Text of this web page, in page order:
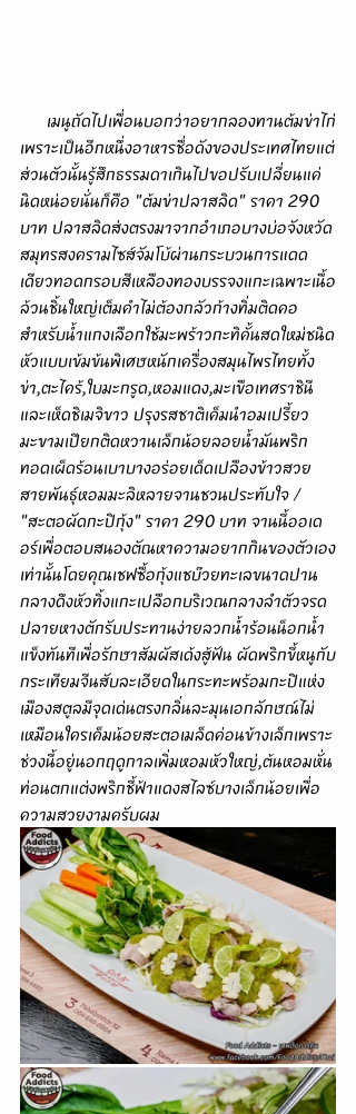
เพราะเป็นอีกหนึ่งอาหารชื่อดังของประเทศไทยแต่
ส่วนตัวนั้นรู้สึกธรรมดาเกินไปขอปรับเปลี่ยนแค่
นิดหน่อยนั่นก็คือ "ต้มข่าปลาสลิด" ราคา 290
บาท ปลาสลิดส่งตรงมาจากอำเภอบางบ่อจังหวัด
สมุทรสงครามไซส์จัมโบ้ผ่านกระบวนการแดด
เดียวทอดกรอบสีเหลืองทองบรรจงแกะเฉพาะเนื้อ
ล้วนชิ้นใหญ่เต็มคำไม่ต้องกลัวก้างทิ่มติดคอ
สำหรับน้ำแกงเลือกใช้มะพร้าวกะทิคั้นสดใหม่ชนิด
หัวแบบเข้มข้นพิเศษหนักเครื่องสมุนไพรไทยทั้ง
ข่า,ตะไคร้,ใบมะกรูด,หอมแดง,มะเขือเทศราชินี
และเห็ดชิเมจิขาว ปรุงรสชาติเค็มนำอมเปรี้ยว
มะขามเปียกติดหวานเล็กน้อยลอยน้ำมันพริก
ทอดเผ็ดร้อนเบาบางอร่อยเด็ดเปลืองข้าวสวย
สายพันธุ์หอมมะลิหลายจานชวนประทับใจ /
"สะตอผัดกะปิกุ้ง" ราคา 290 บาท จานนี้ออเด
อร์เพื่อตอบสนองตัณหาความอยากกินของตัวเอง
เท่านั้นโดยคุณเชฟซื้อกุ้งแชบ๊วยทะเลขนาดปาน
กลางดึงหัวทิ้งแกะเปลือกบริเวณกลางลำตัวจรด
ปลายหางตักรับประทานง่ายลวกน้ำร้อนน็อกน้ำ
แข็งทันทีเพื่อรักษาสัมผัสเด้งสู้ฟัน ผัดพริกขี้หนูกับ
กระเทียมจีนสับละเอียดในกระทะพร้อมกะปิแห่ง
เมืองสตูลมีจุดเด่นตรงกลิ่นละมุนเอกลักษณ์ไม่
เหมือนใครเค็มน้อยสะตอเมล็ดค่อนข้างเล็กเพราะ
ช่วงนี้อยู่นอกฤดูกาลเพิ่มหอมหัวใหญ่,ต้นหอมหั่น
ท่อนตกแต่งพริกชี้ฟ้าแดงสไลซ์บางเล็กน้อยเพื่อ
ความสวยงามครับผม